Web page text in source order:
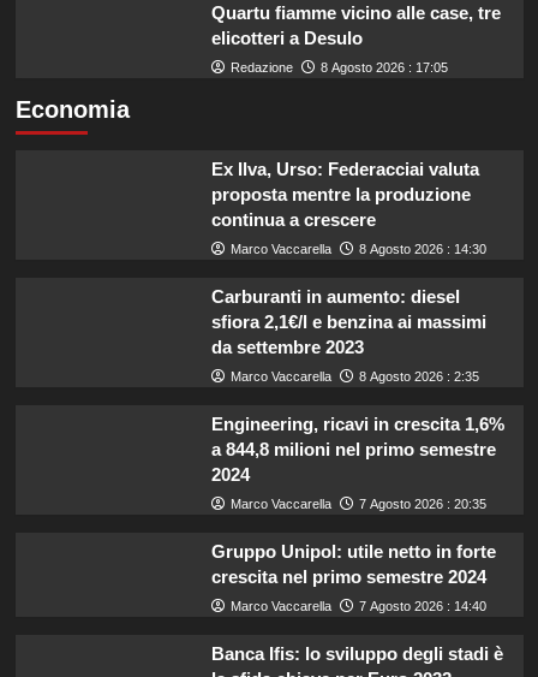
Quartu fiamme vicino alle case, tre
elicotteri a Desulo
Redazione 8 Agosto 2026 : 17:05
Economia
Ex Ilva, Urso: Federacciai valuta
proposta mentre la produzione
continua a crescere
Marco Vaccarella 8 Agosto 2026 : 14:30
Carburanti in aumento: diesel
sfiora 2,1€/l e benzina ai massimi
da settembre 2023
Marco Vaccarella 8 Agosto 2026 : 2:35
Engineering, ricavi in crescita 1,6%
a 844,8 milioni nel primo semestre
2024
Marco Vaccarella 7 Agosto 2026 : 20:35
Gruppo Unipol: utile netto in forte
crescita nel primo semestre 2024
Marco Vaccarella 7 Agosto 2026 : 14:40
Banca Ifis: lo sviluppo degli stadi è